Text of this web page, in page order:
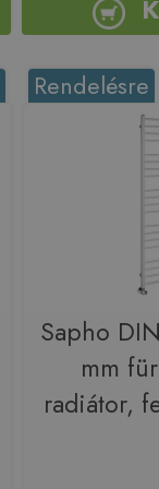
Rendelésre
Sapho
mm
radiátor,